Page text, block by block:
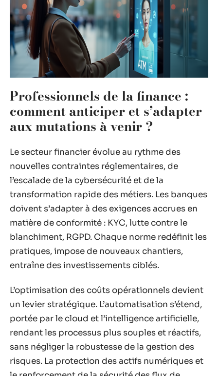
Professionnels de la finance :
comment anticiper et s’adapter
aux mutations à venir ?
Le secteur financier évolue au rythme des
nouvelles contraintes réglementaires, de
l’escalade de la cybersécurité et de la
transformation rapide des métiers. Les banques
doivent s’adapter à des exigences accrues en
matière de conformité : KYC, lutte contre le
blanchiment, RGPD. Chaque norme redéfinit les
pratiques, impose de nouveaux chantiers,
entraîne des investissements ciblés.
L’optimisation des coûts opérationnels devient
un levier stratégique. L’automatisation s’étend,
portée par le cloud et l’intelligence artificielle,
rendant les processus plus souples et réactifs,
sans négliger la robustesse de la gestion des
risques. La protection des actifs numériques et